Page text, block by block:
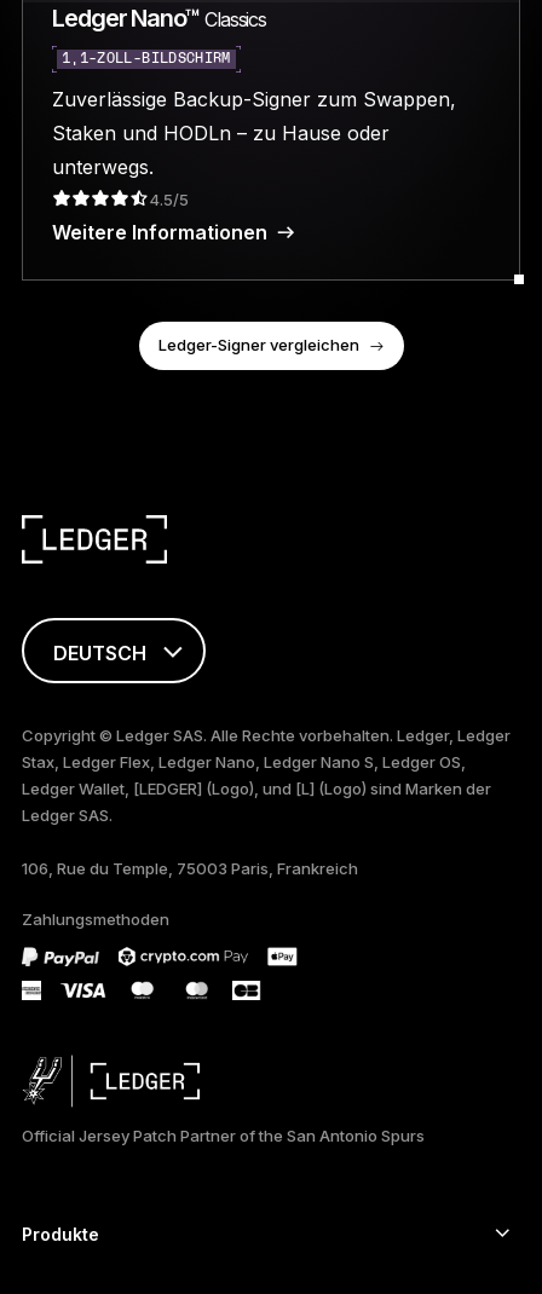
Ledger Nano™ Classics
1,1-ZOLL-BILDSCHIRM
Zuverlässige Backup-Signer zum Swappen,
Staken und HODLn – zu Hause oder
unterwegs.
4.5/5
Weitere Informationen
Ledger-Signer vergleichen
DEUTSCH
FRANÇAIS
TÜRKÇE
PORTUGUÊS
ESPAÑOL
РУССКИЙ
日本語
Copyright © Ledger SAS. Alle Rechte vorbehalten. Ledger, Ledger
Stax, Ledger Flex, Ledger Nano, Ledger Nano S, Ledger OS,
Ledger Wallet, [LEDGER] (Logo), und [L] (Logo) sind Marken der
Ledger SAS.
106, Rue du Temple, 75003 Paris, Frankreich
Zahlungsmethoden
Official Jersey Patch Partner of the San Antonio Spurs
Produkte